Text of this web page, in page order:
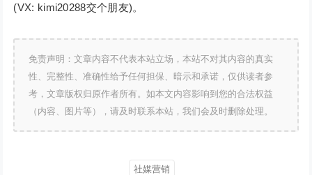
(VX: kimi20288交个朋友)。
免责声明：文章内容不代表本站立场，本站不对其内容的真实
性、完整性、准确性给予任何担保、暗示和承诺，仅供读者参
考，文章版权归原作者所有。如本文内容影响到您的合法权益
（内容、图片等），请及时联系本站，我们会及时删除处理。
社媒营销